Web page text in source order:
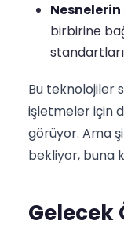
birbirine
Bu teknolojiler
işletmeler için
görüyor. Ama
bekliyor, buna
Gelecek